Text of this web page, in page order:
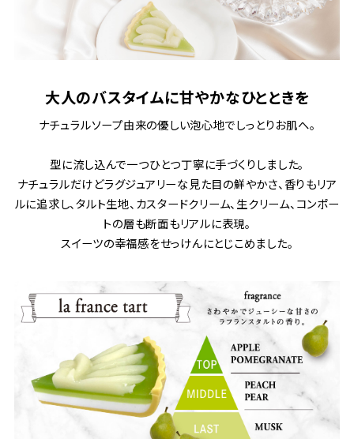
大人のバスタイムに甘やかなひとときを
ナチュラルソープ由来の優しい泡心地でしっとりお肌へ。
型に流し込んで一つひとつ丁寧に手づくりしました。
ナチュラルだけどラグジュアリーな見た目の鮮やかさ、香りもリア
ルに追求し、タルト生地、カスタードクリーム、生クリーム、コンポー
トの層も断面もリアルに表現。
スイーツの幸福感をせっけんにとじこめました。